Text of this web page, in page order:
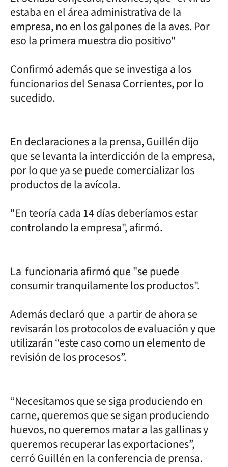
estaba en el área administrativa de la
empresa, no en los galpones de la aves. Por
eso la primera muestra dio positivo"
Confirmó además que se investiga a los
funcionarios del Senasa Corrientes, por lo
sucedido.
En declaraciones a la prensa, Guillén dijo
que se levanta la interdicción de la empresa,
por lo que ya se puede comercializar los
productos de la avícola.
"En teoría cada 14 días deberíamos estar
controlando la empresa", afirmó.
La funcionaria afirmó que "se puede
consumir tranquilamente los productos".
Además declaró que a partir de ahora se
revisarán los protocolos de evaluación y que
utilizarán “este caso como un elemento de
revisión de los procesos”.
“Necesitamos que se siga produciendo en
carne, queremos que se sigan produciendo
huevos, no queremos matar a las gallinas y
queremos recuperar las exportaciones”,
cerró Guillén en la conferencia de prensa.